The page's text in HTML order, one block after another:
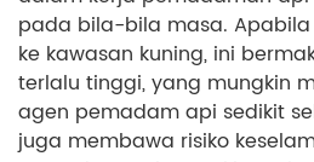
pada bila-bila masa. Apabila
ke kawasan kuning, ini
terlalu tinggi, yang mungkin
agen pemadam api sedikit
juga membawa risiko